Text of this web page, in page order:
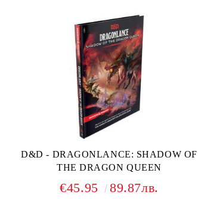
D&D - DRAGONLANCE: SHADOW OF
THE DRAGON QUEEN
€45.95 89.87лв.